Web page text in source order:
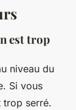
est trop
niveau du
Si vous
trop serré.